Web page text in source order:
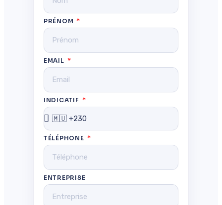
PRÉNOM
EMAIL
INDICATIF
TÉLÉPHONE
ENTREPRISE